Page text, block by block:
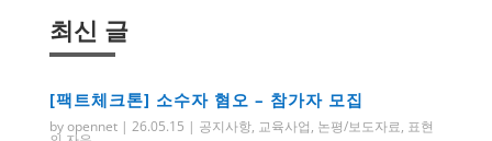
최신 글
[팩트체크톤] 소수자 혐오 – 참가자 모집
byopennet| 26.05.15 | 공지사항, 교육사업, 논평/보도자료, 표현